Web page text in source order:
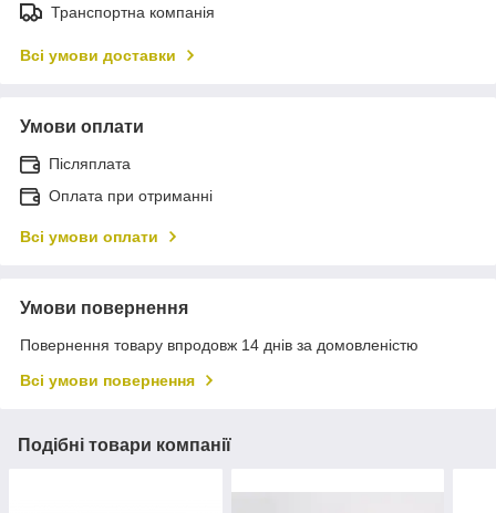
Транспортна компанія
Всі умови доставки
Умови оплати
Післяплата
Оплата при отриманні
Всі умови оплати
Умови повернення
Повернення товару впродовж 14 днів за домовленістю
Всі умови повернення
Подібні товари компанії